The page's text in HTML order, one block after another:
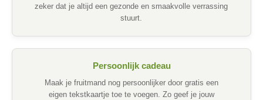
zeker dat je altijd een gezonde en smaakvolle verrassing
stuurt.
Persoonlijk cadeau
Maak je fruitmand nog persoonlijker door gratis een
eigen tekstkaartje toe te voegen. Zo geef je jouw